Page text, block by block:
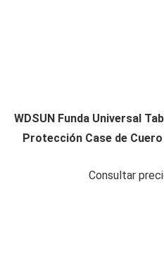
WDSUN Funda Universal
Protección Case de
Consultar